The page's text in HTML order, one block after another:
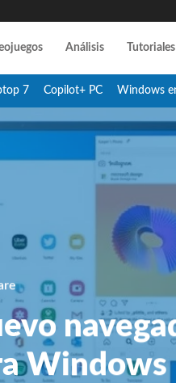
Análisis Tutoriales
7 Copilot+ PC Windows
Windows